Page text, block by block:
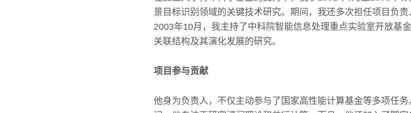
景目标识别领域的关键技术研究。期间，我还多次担任项目负
2003年10月，我主持了中科院智能信息处理重点实验室开放基
关联结构及其演化发展的研究。
项目参与贡献
他身为负责人，不仅主动参与了国家高性能计算基金等多项任